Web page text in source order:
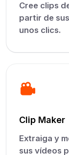
Cree clips
partir de
unos clics.
Clip Maker
Extraiga y
sus vídeos